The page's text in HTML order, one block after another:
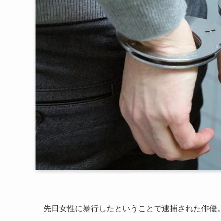
先日女性に暴行したということで逮捕された俳優